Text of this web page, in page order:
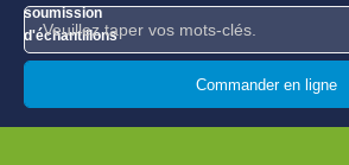
Commander en ligne